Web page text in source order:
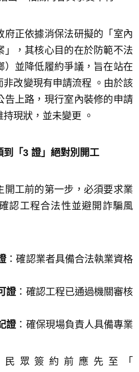
府正依據消保法研擬的「室內
」，其核心目的在於防範不法
）並降低履約爭議，旨在站在
改變現有申請流程 。由於該
告上路，現行室內裝修的申請
現狀，並未變更 。
「3 證」絕對別開工
開工前的第一步，必須要求業
認工程合法性並避開詐騙風
：確認業者具備合法執業資格
證：確認工程已通過機關審核
證：確保現場負責人具備專業
眾簽約前應先至「